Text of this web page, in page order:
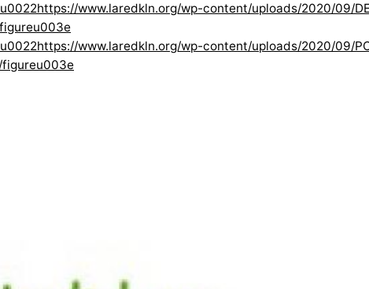
www.laredkln.org/wp-content/uploads/2020/09/
www.laredkln.org/wp-content/uploads/2020/09/